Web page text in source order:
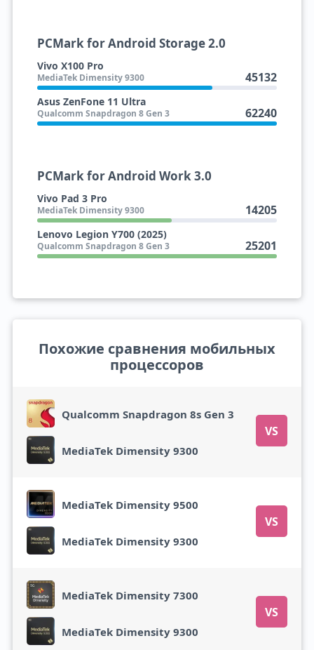
PCMark for Android Storage 2.0
Vivo X100 Pro
MediaTek Dimensity 9300 45132
Asus ZenFone 11 Ultra
Qualcomm Snapdragon 8 Gen 3 62240
PCMark for Android Work 3.0
Vivo Pad 3 Pro
MediaTek Dimensity 9300 14205
Lenovo Legion Y700 (2025)
Qualcomm Snapdragon 8 Gen 3 25201
Похожие сравнения мобильных
процессоров
Qualcomm Snapdragon 8s Gen 3
VS
MediaTek Dimensity 9300
MediaTek Dimensity 9500
VS
MediaTek Dimensity 9300
MediaTek Dimensity 7300
VS
MediaTek Dimensity 9300